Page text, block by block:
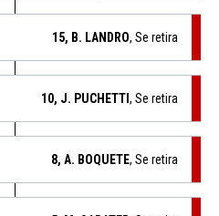
15, B. LANDRO, Se retira
10, J. PUCHETTI, Se retira
8, A. BOQUETE, Se retira